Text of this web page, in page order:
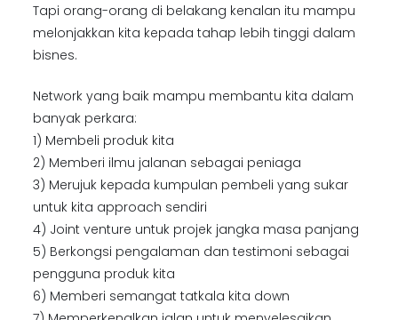
Tapi orang-orang di belakang kenalan itu mampu
melonjakkan kita kepada tahap lebih tinggi dalam
bisnes.
Network yang baik mampu membantu kita dalam
banyak perkara:
1) Membeli produk kita
2) Memberi ilmu jalanan sebagai peniaga
3) Merujuk kepada kumpulan pembeli yang sukar
untuk kita approach sendiri
4) Joint venture untuk projek jangka masa panjang
5) Berkongsi pengalaman dan testimoni sebagai
pengguna produk kita
6) Memberi semangat tatkala kita down